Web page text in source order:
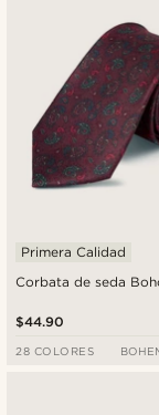
Corbata de seda
Primera Calidad
$44.90
28 COLORES